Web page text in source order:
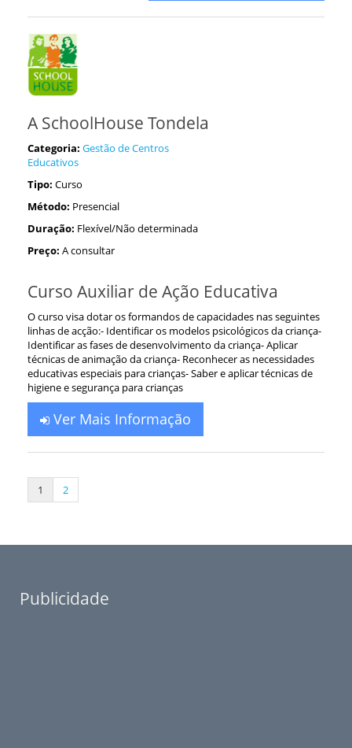
A SchoolHouse Tondela
Categoria: Gestão de Centros
Educativos
Tipo: Curso
Método: Presencial
Duração: Flexível/Não determinada
Preço: A consultar
Curso Auxiliar de Ação Educativa
O curso visa dotar os formandos de capacidades nas seguintes
linhas de acção:- Identificar os modelos psicológicos da criança-
Identificar as fases de desenvolvimento da criança- Aplicar
técnicas de animação da criança- Reconhecer as necessidades
educativas especiais para crianças- Saber e aplicar técnicas de
higiene e segurança para crianças
Ver Mais Informação
1 2
Publicidade